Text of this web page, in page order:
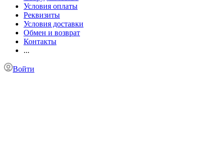
Условия оплаты
Реквизиты
Условия доставки
Обмен и возврат
Контакты
...
Войти